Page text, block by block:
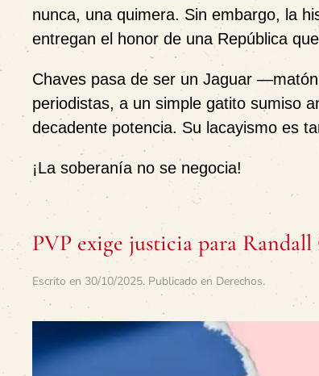
nunca, una quimera. Sin embargo, la
entregan el honor de una República
Chaves pasa de ser un Jaguar
periodistas, a un simple gatito sumiso
decadente potencia. Su lacayismo es
¡La soberanía no se negocia!
PVP exige justicia para Randall
Escrito en 30/10/2025. Publicado en Derechos.